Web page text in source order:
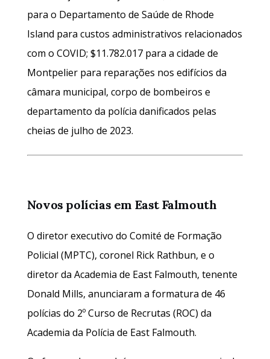
para o Departamento de Saúde de Rhode
Island para custos administrativos relacionados
com o COVID; $11.782.017 para a cidade de
Montpelier para reparações nos edifícios da
câmara municipal, corpo de bombeiros e
departamento da polícia danificados pelas
cheias de julho de 2023.
Novos polícias em East Falmouth
O diretor executivo do Comité de Formação
Policial (MPTC), coronel Rick Rathbun, e o
diretor da Academia de East Falmouth, tenente
Donald Mills, anunciaram a formatura de 46
polícias do 2º Curso de Recrutas (ROC) da
Academia da Polícia de East Falmouth.